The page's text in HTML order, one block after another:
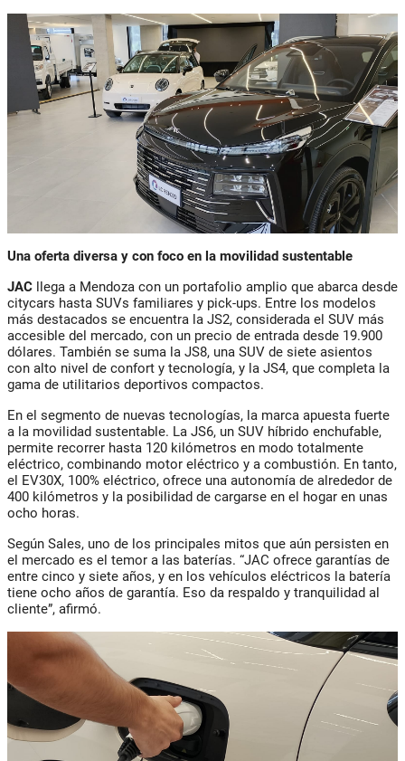
Una oferta diversa y con foco en la movilidad sustentable
JAC llega a Mendoza con un portafolio amplio que abarca desde
citycars hasta SUVs familiares y pick-ups. Entre los modelos
más destacados se encuentra la JS2, considerada el SUV más
accesible del mercado, con un precio de entrada desde 19.900
dólares. También se suma la JS8, una SUV de siete asientos
con alto nivel de confort y tecnología, y la JS4, que completa la
gama de utilitarios deportivos compactos.
En el segmento de nuevas tecnologías, la marca apuesta fuerte
a la movilidad sustentable. La JS6, un SUV híbrido enchufable,
permite recorrer hasta 120 kilómetros en modo totalmente
eléctrico, combinando motor eléctrico y a combustión. En tanto,
el EV30X, 100% eléctrico, ofrece una autonomía de alrededor de
400 kilómetros y la posibilidad de cargarse en el hogar en unas
ocho horas.
Según Sales, uno de los principales mitos que aún persisten en
el mercado es el temor a las baterías. “JAC ofrece garantías de
entre cinco y siete años, y en los vehículos eléctricos la batería
tiene ocho años de garantía. Eso da respaldo y tranquilidad al
cliente”, afirmó.